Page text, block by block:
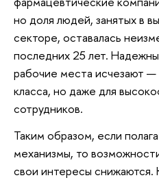
но доля людей, занятых в
секторе, оставалась
последних 25 лет.
рабочие места исчезают —
класса, но даже для
сотрудников.
Таким образом, если
механизмы, то
свои интересы снижаются.